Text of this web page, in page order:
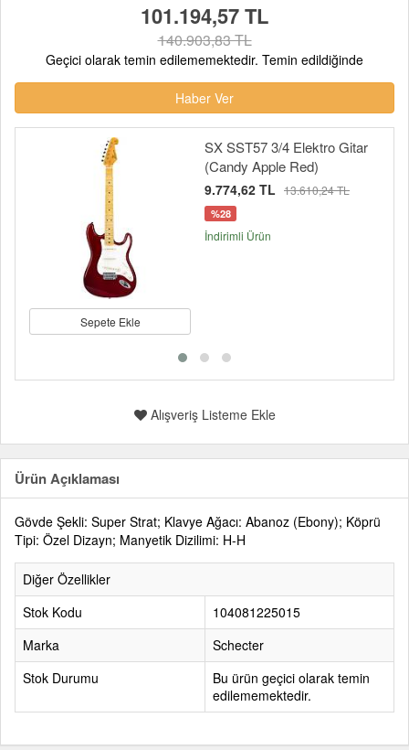
101.194,57 TL
140.903,83 TL
Geçici olarak temin edilememektedir. Temin edildiğinde
Haber Ver
Sepete Ekle
SX SST57 3/4 Elektro Gitar
(Candy Apple Red)
9.774,62 TL 13.610,24 TL
%28
İndirimli Ürün
Alışveriş Listeme Ekle
Ürün Açıklaması
Gövde Şekli: Super Strat; Klavye Ağacı: Abanoz (Ebony); Köprü
Tipi: Özel Dizayn; Manyetik Dizilimi: H-H
Diğer Özellikler
Stok Kodu
104081225015
Marka
Schecter
Stok Durumu
Bu ürün geçici olarak temin
edilememektedir.